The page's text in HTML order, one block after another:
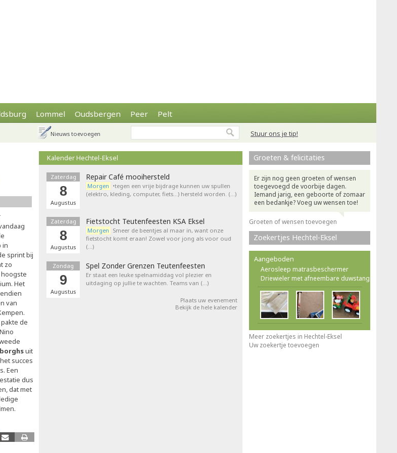
Lommel Oudsbergen Peer Pelt
Stuur ons je tip!
Nieuws toevoegen
in
sprint bij
zo
Het
van
de
uit
succes
Een
dus
dat met
Kalender Hechtel-Eksel
Zaterdag
8
Augustus
Repair Café mooihersteld
Morgen •tegen een vrije bijdrage kunnen uw spullen
(elektro, kleding, computer, fiets…) hersteld worden. (…)
Zaterdag
8
Augustus
Fietstocht Teutenfeesten KSA Eksel
Morgen Smeer de beentjes al maar in, want onze
fietstocht komt eraan! Zowel voor jong als voor oud
(…)
Zondag
9
Augustus
Spel Zonder Grenzen Teutenfeesten
Er staat een leuke spelnamiddag vol plezier en
uitdaging op jullie te wachten. Teams van (…)
Plaats uw evenement
Bekijk de hele kalender
Groeten & felicitaties
Er zijn nog geen groeten of wensen
toegevoegd de voorbije dagen.
Iemand jarig, een geboorte of zomaar
een bedankje? Voeg uw wensen toe!
Groeten of wensen toevoegen
Zoekertjes Hechtel-Eksel
Aangeboden
Aerosleep matrasbeschermer
Driewieler met afneembare duwstang
Meer zoekertjes in Hechtel-Eksel
Uw zoekertje toevoegen